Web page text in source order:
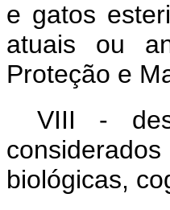
e gatos
atuais ou
Proteção e
VIII -
biológicas,